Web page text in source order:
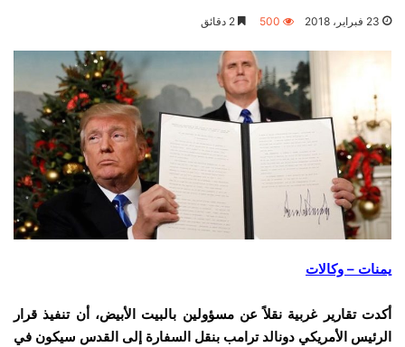
23 فبراير، 2018 500
يمنات – وكالات
أكدت تقارير غربية نقلاً عن مسؤولين بالبيت الأبيض، أن تنفيذ قرار
الرئيس الأمريكي دونالد ترامب بنقل السفارة إلى القدس سيكون في